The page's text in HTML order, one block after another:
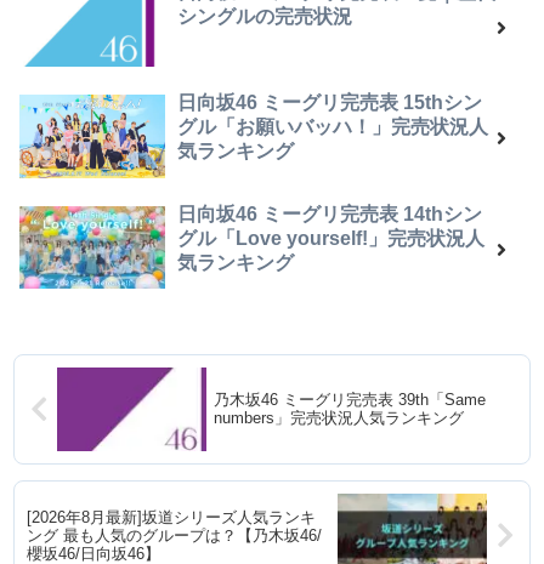
シングルの完売状況
日向坂46 ミーグリ完売表 15thシン
グル「お願いバッハ！」完売状況人
気ランキング
日向坂46 ミーグリ完売表 14thシン
グル「Love yourself!」完売状況人
気ランキング
乃木坂46 ミーグリ完売表 39th「Same
numbers」完売状況人気ランキング
[2026年8月最新]坂道シリーズ人気ランキ
ング 最も人気のグループは？【乃木坂46/
櫻坂46/日向坂46】